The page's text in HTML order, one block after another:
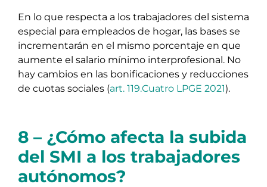
En lo que respecta a los trabajadores del sistema
especial para empleados de hogar, las bases se
incrementarán en el mismo porcentaje en que
aumente el salario mínimo interprofesional. No
hay cambios en las bonificaciones y reducciones
de cuotas sociales (art. 119.Cuatro LPGE 2021).
8 – ¿Cómo afecta la subida
del SMI a los trabajadores
autónomos?